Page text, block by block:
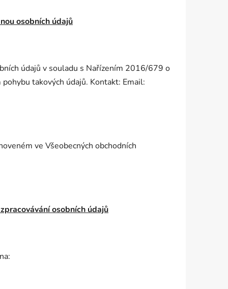
osobních údajů
údajů v souladu s Nařízením 2016/679 o
takových údajů. Kontakt: Email:
ve Všeobecných obchodních
osobních údajů